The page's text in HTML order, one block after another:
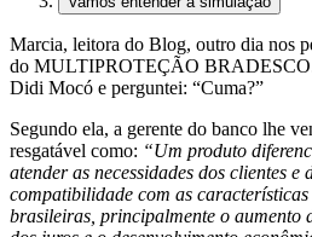
Marcia, leitora do Blog, outro dia nos
do MULTIPROTEÇÃO BRADESCO.
Didi Mocó e perguntei: “Cuma?”
Segundo ela, a gerente do banco lhe
resgatável como: “Um produto
atender as necessidades dos clientes e
compatibilidade com as
brasileiras, principalmente o aumento